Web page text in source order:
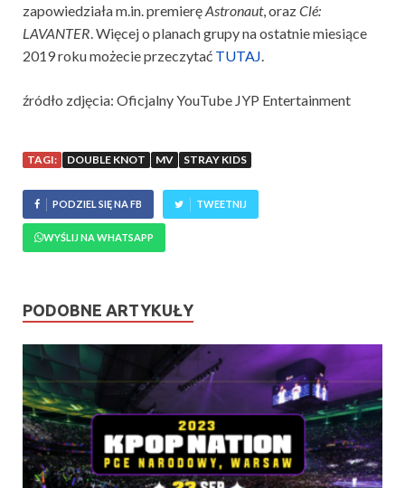
zapowiedziała m.in. premieręAstronaut, orazClé:
LAVANTER. Więcej o planach grupy na ostatnie miesiące
2019 roku możecie przeczytać TUTAJ.
źródło zdjęcia: Oficjalny YouTube JYP Entertainment
TAGI: DOUBLE KNOT MV STRAY KIDS
PODZIEL SIĘ NA FB TWEETNIJ
WYŚLIJ NA WHATSAPP
PODOBNE ARTYKUŁY